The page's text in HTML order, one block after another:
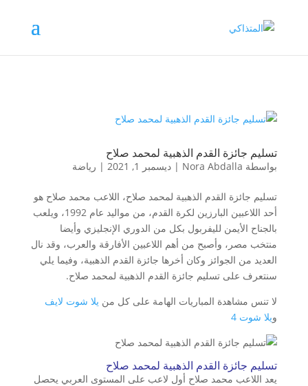
تسليم جائزة القدم الذهبية لمحمد صلاح
بواسطة Nora Abdalla
| ديسمبر 1, 2021 | رياضة
تسليم جائزة القدم الذهبية لمحمد صلاح، اللاعب محمد صلاح هو
أحد اللاعبين البارزين لكرة القدم، من مواليد عام 1992، ويلعب
بالجناح الأيمن لليفربول بكل من الدوري الإنجليزي وأيضا
منتخب مصر، وأصبح من أهم اللاعبين الأفارقة والعرب، وقد نال
العديد من الجوائز وكان أخرها جائزة القدم الذهبية، وفيما يلي
سنتعرف على تسليم جائزة القدم الذهبية لمحمد صلاح.
لا تنس مشاهدة المباريات الهامة على كل من يلا شوت لايف
ويلا شوت 4
تسليم جائزة القدم الذهبية لمحمد صلاح
يعد اللاعب محمد صلاح أول لاعب على المستوى العربي يحصل